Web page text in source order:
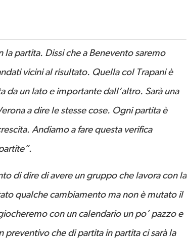
la partita. Dissi che a Benevento saremo
vicini al risultato. Quella col Trapani è
da un lato e importante dall’altro. Sarà una
a dire le stesse cose. Ogni partita è
Andiamo a fare questa verifica
di dire di avere un gruppo che lavora con la
qualche cambiamento ma non è mutato il
con un calendario un po’ pazzo e
che di partita in partita ci sarà la